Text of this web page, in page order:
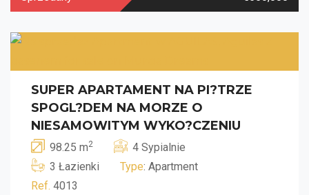
SUPER APARTAMENT NA PI?TRZE
SPOGL?DEM NA MORZE O
NIESAMOWITYM WYKO?CZENIU
98.25 m2
4 Sypialnie
3 Łazienki
Type: Apartment
Ref. 4013